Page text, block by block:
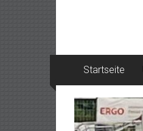
Startseite